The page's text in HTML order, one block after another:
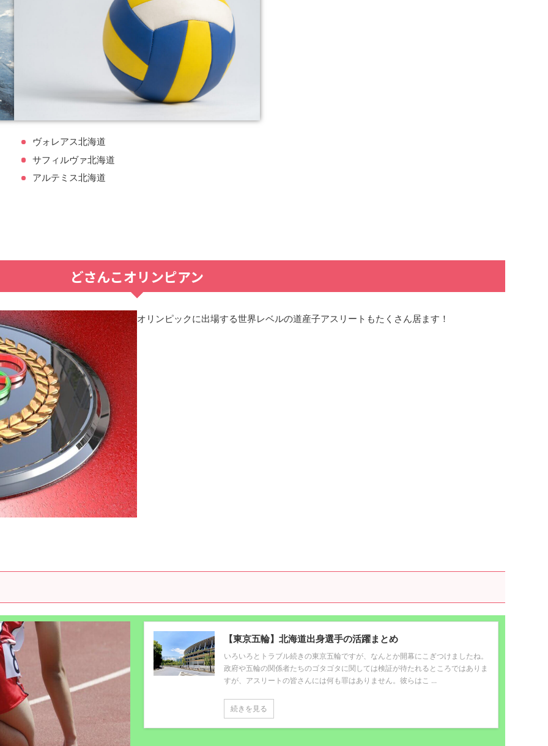
ヴォレアス北海道
サフィルヴァ北海道
アルテミス北海道
どさんこオリンピアン
オリンピックに出場する世界レベルの道産子アスリートもたくさん居ます！
【東京五輪】北海道出身選手の活躍まとめ
いろいろとトラブル続きの東京五輪ですが、なんとか開幕にこぎつけましたね。
政府や五輪の関係者たちのゴタゴタに関しては検証が待たれるところではありま
すが、アスリートの皆さんには何も罪はありません。彼らはこ ...
続きを見る